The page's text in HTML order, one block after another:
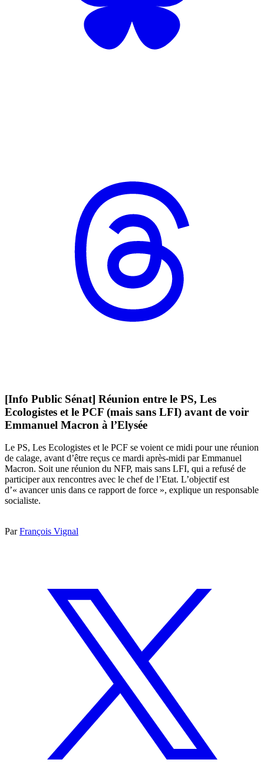
[Info Public Sénat] Réunion entre le PS, Les
Ecologistes et le PCF (mais sans LFI) avant de voir
Emmanuel Macron à l’Elysée
Le PS, Les Ecologistes et le PCF se voient ce midi pour une réunion
de calage, avant d’être reçus ce mardi après-midi par Emmanuel
Macron. Soit une réunion du NFP, mais sans LFI, qui a refusé de
participer aux rencontres avec le chef de l’Etat. L’objectif est
d’« avancer unis dans ce rapport de force », explique un responsable
socialiste.
ParFrançois Vignal